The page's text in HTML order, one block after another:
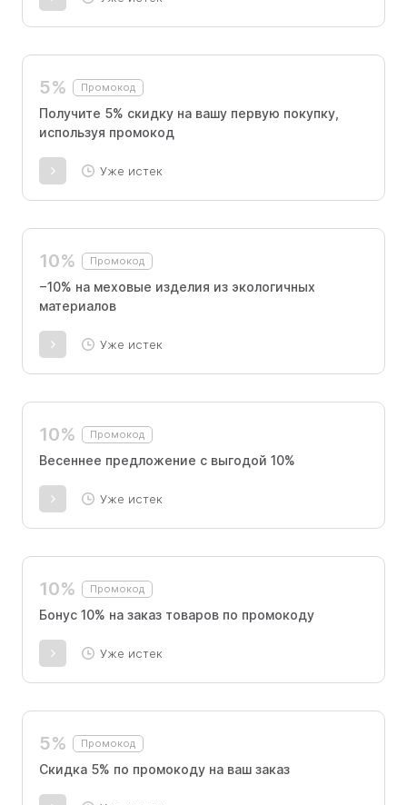
5% Промокод
Получите 5% скидку на вашу первую покупку,
используя промокод
Уже истек
10% Промокод
−10% на меховые изделия из экологичных
материалов
Уже истек
10% Промокод
Весеннее предложение с выгодой 10%
Уже истек
10% Промокод
Бонус 10% на заказ товаров по промокоду
Уже истек
5% Промокод
Скидка 5% по промокоду на ваш заказ